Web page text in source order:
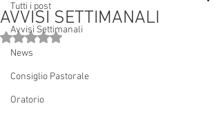
Tutti i post
Avvisi Settimanali
News
Consiglio Pastorale
Oratorio
AVVISI SETTIMANALI
Valutazione NaN stelle su 5.